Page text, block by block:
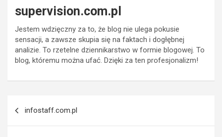
supervision.com.pl
Jestem wdzięczny za to, że blog nie ulega pokusie
sensacji, a zawsze skupia się na faktach i dogłębnej
analizie. To rzetelne dziennikarstwo w formie blogowej. To
blog, któremu można ufać. Dzięki za ten profesjonalizm!
infostaff.com.pl